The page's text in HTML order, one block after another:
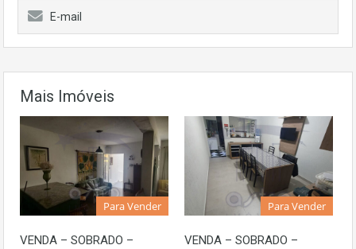
E-mail
Mais Imóveis
Para Vender
VENDA – SOBRADO –
Para Vender
VENDA – SOBRADO –